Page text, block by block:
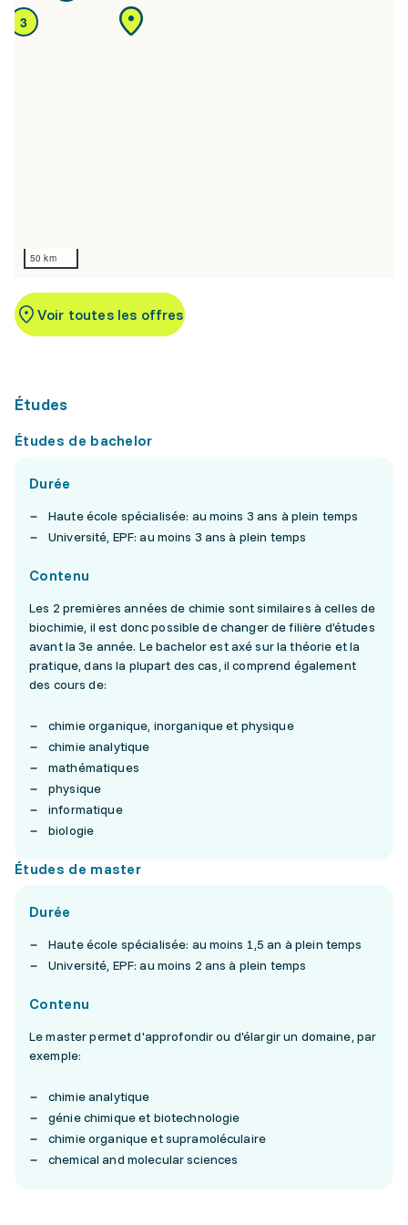
3
50 km
Voir toutes les offres
Études
Études de bachelor
Durée
Haute école spécialisée: au moins 3 ans à plein temps
Université, EPF: au moins 3 ans à plein temps
Contenu
Les 2 premières années de chimie sont similaires à celles de
biochimie, il est donc possible de changer de filière d’études
avant la 3e année. Le bachelor est axé sur la théorie et la
pratique, dans la plupart des cas, il comprend également
des cours de:
chimie organique, inorganique et physique
chimie analytique
mathématiques
physique
informatique
biologie
Études de master
Durée
Haute école spécialisée: au moins 1,5 an à plein temps
Université, EPF: au moins 2 ans à plein temps
Contenu
Le master permet d'approfondir ou d'élargir un domaine, par
exemple:
chimie analytique
génie chimique et biotechnologie
chimie organique et supramoléculaire
chemical and molecular sciences